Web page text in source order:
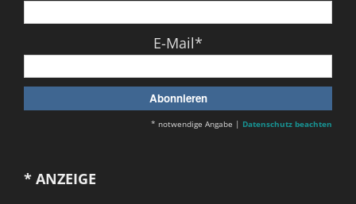
E-Mail*
* notwendige Angabe | Datenschutz beachten
* ANZEIGE